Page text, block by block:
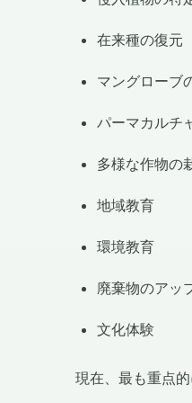
在来種の復元
マングローブ
パーマカルチ
多様な作物の
地域教育
環境教育
廃棄物のアッ
文化体験
現在、最も重点